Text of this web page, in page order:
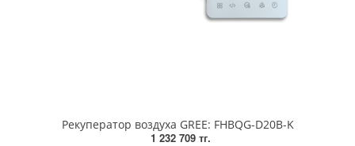
Рекуператор воздуха GREE: FHBQG-D20B-K
1 232 709 тг.